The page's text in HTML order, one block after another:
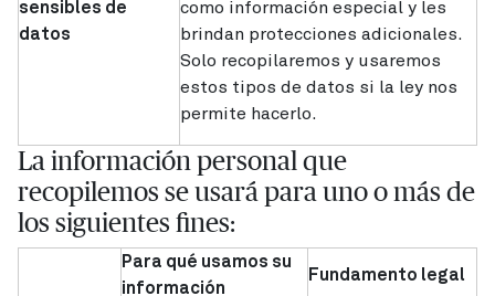
sensibles de
datos
como información especial y les
brindan protecciones adicionales.
Solo recopilaremos y usaremos
estos tipos de datos si la ley nos
permite hacerlo.
La información personal que
recopilemos se usará para uno o más de
los siguientes fines:
Para qué usamos su
información
Fundamento legal